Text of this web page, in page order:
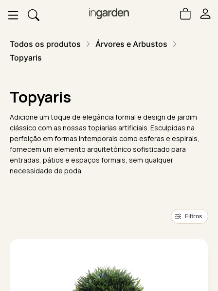
Todos os produtos
Árvores e Arbustos
Topyaris
Topyaris
Adicione um toque de elegância formal e design de jardim
clássico com as nossas topiarias artificiais. Esculpidas na
perfeição em formas intemporais como esferas e espirais,
fornecem um elemento arquitetónico sofisticado para
entradas, pátios e espaços formais, sem qualquer
necessidade de poda.
Filtros